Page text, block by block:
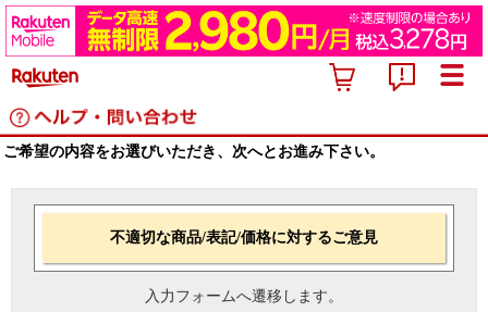
ご希望の内容をお選びいただき、次へとお進み下さい。
不適切な商品/表記/価格に対するご意見
入力フォームへ遷移します。